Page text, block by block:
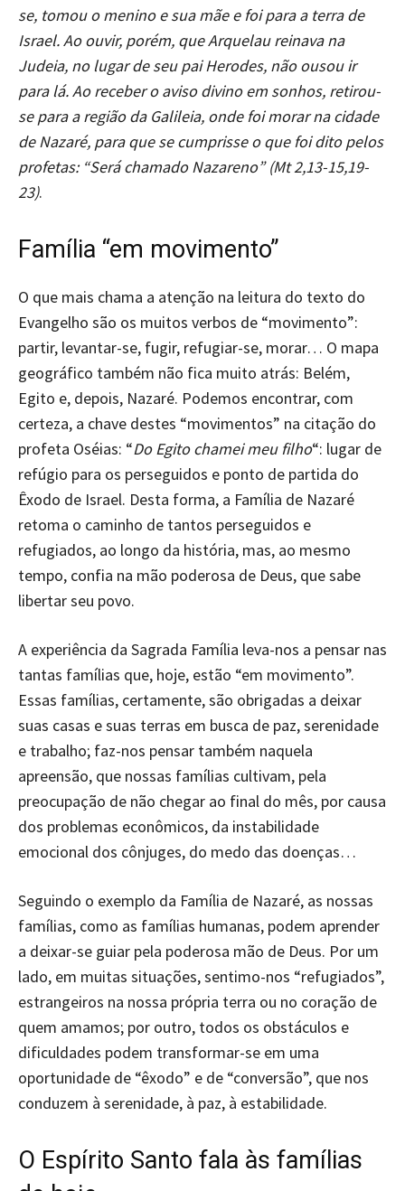
se, tomou o menino e sua mãe e foi para a terra de
Israel. Ao ouvir, porém, que Arquelau reinava na
Judeia, no lugar de seu pai Herodes, não ousou ir
para lá. Ao receber o aviso divino em sonhos, retirou-
se para a região da Galileia, onde foi morar na cidade
de Nazaré, para que se cumprisse o que foi dito pelos
profetas: “Será chamado Nazareno” (Mt 2,13-15,19-
23).
Família “em movimento”
O que mais chama a atenção na leitura do texto do
Evangelho são os muitos verbos de “movimento”:
partir, levantar-se, fugir, refugiar-se, morar… O mapa
geográfico também não fica muito atrás: Belém,
Egito e, depois, Nazaré. Podemos encontrar, com
certeza, a chave destes “movimentos” na citação do
profeta Oséias: “Do Egito chamei meu filho“: lugar de
refúgio para os perseguidos e ponto de partida do
Êxodo de Israel. Desta forma, a Família de Nazaré
retoma o caminho de tantos perseguidos e
refugiados, ao longo da história, mas, ao mesmo
tempo, confia na mão poderosa de Deus, que sabe
libertar seu povo.
A experiência da Sagrada Família leva-nos a pensar nas
tantas famílias que, hoje, estão “em movimento”.
Essas famílias, certamente, são obrigadas a deixar
suas casas e suas terras em busca de paz, serenidade
e trabalho; faz-nos pensar também naquela
apreensão, que nossas famílias cultivam, pela
preocupação de não chegar ao final do mês, por causa
dos problemas econômicos, da instabilidade
emocional dos cônjuges, do medo das doenças…
Seguindo o exemplo da Família de Nazaré, as nossas
famílias, como as famílias humanas, podem aprender
a deixar-se guiar pela poderosa mão de Deus. Por um
lado, em muitas situações, sentimo-nos “refugiados”,
estrangeiros na nossa própria terra ou no coração de
quem amamos; por outro, todos os obstáculos e
dificuldades podem transformar-se em uma
oportunidade de “êxodo” e de “conversão”, que nos
conduzem à serenidade, à paz, à estabilidade.
O Espírito Santo fala às famílias